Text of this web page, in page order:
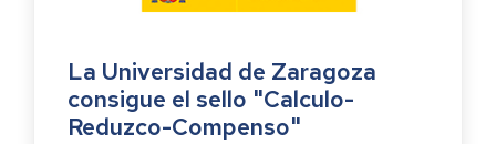
La Universidad de Zaragoza
consigue el sello "Calculo-
Reduzco-Compenso"